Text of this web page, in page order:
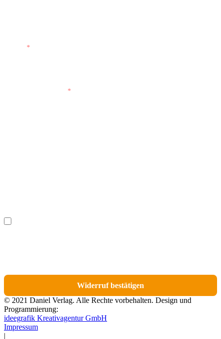
*
*
Ich möchte bestimmte Positionen für den Widerruf
Widerruf bestätigen
© 2021 Daniel Verlag. Alle Rechte vorbehalten. Design und
Programmierung:
ideegrafik Kreativagentur GmbH
Impressum
|